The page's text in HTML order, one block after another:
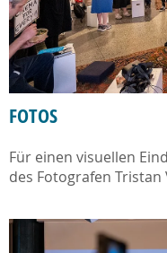
FOTOS
Für einen visuellen
des Fotografen Tristan